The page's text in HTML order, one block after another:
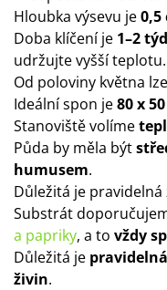
Hloubka výsevu je0,5
Doba klíčení je 1–2
udržujte vyšší teplotu.
Od poloviny května
Ideální spon je80 x
Stanoviště volíme
Půda by měla být
humusem.
Důležitá je pravidelná
Substrát
a papriky, a to vždy
Důležitá je
živin.